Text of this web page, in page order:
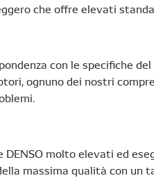
che offre elevati
con le specifiche
ognuno dei nostri
molto elevati ed
massima qualità con un